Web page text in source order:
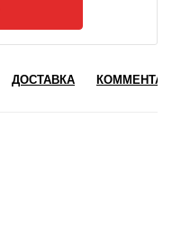
ДОСТАВКА